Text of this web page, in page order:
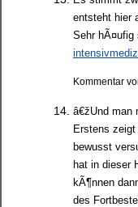
entsteht hier
Sehr hÃ¤ufig
Kommentar
â€žUnd man
Erstens
bewusst
hat in dieser
kÃ¶nnen
des